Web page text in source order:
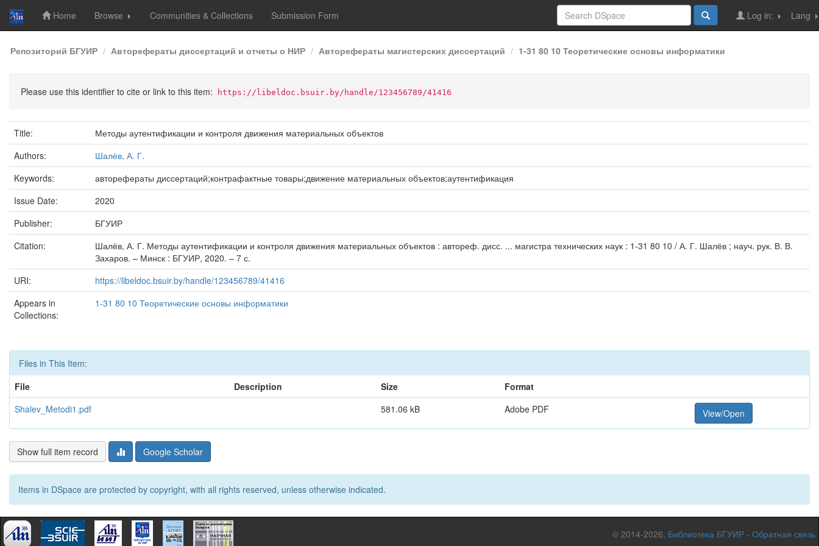
Skip
navigation
Home Browse Communities & Collections Submission Form Lang
Log in:
Репозиторий БГУИР Авторефераты диссертаций и отчеты о НИР Авторефераты магистерских диссертаций 1-31 80 10 Теоретические основы информатики
Please use this identifier to cite or link to this item: https://libeldoc.bsuir.by/handle/123456789/41416
Title:
Методы аутентификации и контроля движения материальных объектов
Authors:
Шалёв, А. Г.
Keywords:
авторефераты диссертаций;контрафактные товары;движение материальных объектов;аутентификация
Issue Date:
2020
Publisher:
БГУИР
Citation:
Шалёв, А. Г. Методы аутентификации и контроля движения материальных объектов : автореф. дисс. ... магистра технических наук : 1-31 80 10 / А. Г. Шалёв ; науч. рук. В. В.
Захаров. – Минск : БГУИР, 2020. – 7 с.
URI:
https://libeldoc.bsuir.by/handle/123456789/41416
Appears in
Collections:
1-31 80 10 Теоретические основы информатики
Files in This Item:
File
Description Size
Format
Shalev_Metodi1.pdf
581.06 kB Adobe PDF View/Open
Show full item record Google Scholar
Items in DSpace are protected by copyright, with all rights reserved, unless otherwise indicated.
© 2014-2026, Библиотека БГУИР - Обратная связь